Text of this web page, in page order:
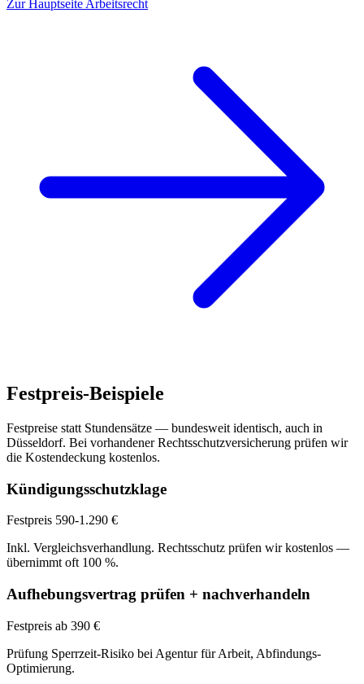
Zur Hauptseite Arbeitsrecht
Festpreis-Beispiele
Festpreise statt Stundensätze — bundesweit identisch, auch in
Düsseldorf. Bei vorhandener Rechtsschutzversicherung prüfen wir
die Kostendeckung kostenlos.
Kündigungsschutzklage
Festpreis 590-1.290 €
Inkl. Vergleichsverhandlung. Rechtsschutz prüfen wir kostenlos —
übernimmt oft 100 %.
Aufhebungsvertrag prüfen + nachverhandeln
Festpreis ab 390 €
Prüfung Sperrzeit-Risiko bei Agentur für Arbeit, Abfindungs-
Optimierung.